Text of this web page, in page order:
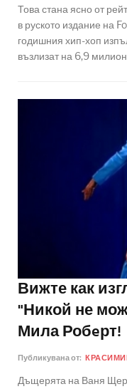
Това стана ясно от
в руското издание на
годишния хип-хоп
възлизат на 6,9
Вижте как
"Никой не
Мила Робeрт!
Публикувана от:
Дъщерята на Ваня